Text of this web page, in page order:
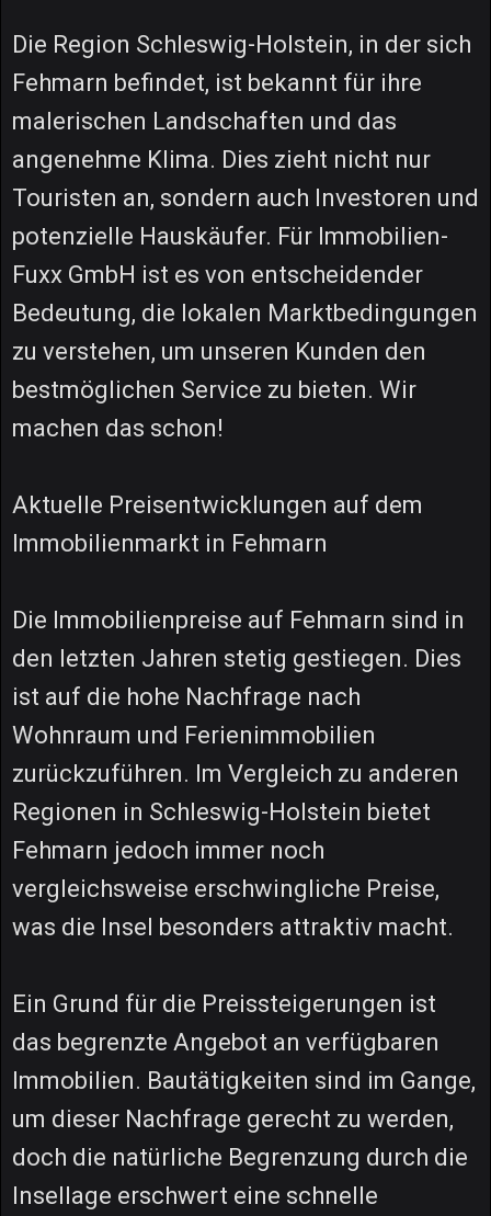
Die Region Schleswig-Holstein, in der sich
Fehmarn befindet, ist bekannt für ihre
malerischen Landschaften und das
angenehme Klima. Dies zieht nicht nur
Touristen an, sondern auch Investoren und
potenzielle Hauskäufer. Für Immobilien-
Fuxx GmbH ist es von entscheidender
Bedeutung, die lokalen Marktbedingungen
zu verstehen, um unseren Kunden den
bestmöglichen Service zu bieten. Wir
machen das schon!
Aktuelle Preisentwicklungen auf dem
Immobilienmarkt in Fehmarn
Die Immobilienpreise auf Fehmarn sind in
den letzten Jahren stetig gestiegen. Dies
ist auf die hohe Nachfrage nach
Wohnraum und Ferienimmobilien
zurückzuführen. Im Vergleich zu anderen
Regionen in Schleswig-Holstein bietet
Fehmarn jedoch immer noch
vergleichsweise erschwingliche Preise,
was die Insel besonders attraktiv macht.
Ein Grund für die Preissteigerungen ist
das begrenzte Angebot an verfügbaren
Immobilien. Bautätigkeiten sind im Gange,
um dieser Nachfrage gerecht zu werden,
doch die natürliche Begrenzung durch die
Insellage erschwert eine schnelle